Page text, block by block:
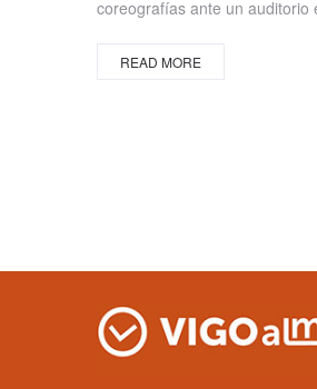
coreografías ante un auditorio
READ MORE